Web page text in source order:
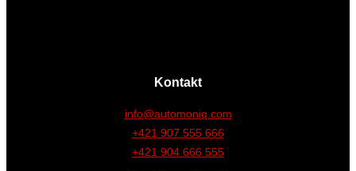
Kontakt
info@automoniq.com
+421 907 555 666
+421 904 666 555